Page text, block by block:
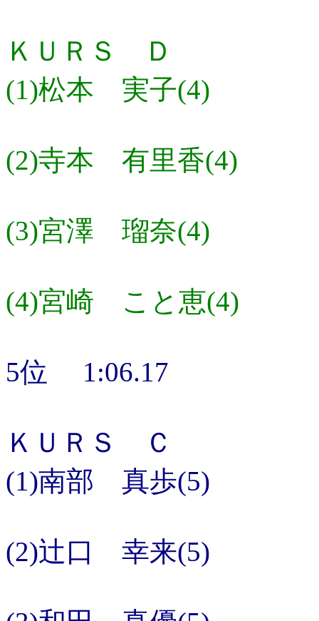
ＫＵＲＳ Ｄ
(1)松本 実子(4)
(2)寺本 有里香(4)
(3)宮澤 瑠奈(4)
(4)宮崎 こと恵(4)
5位 1:06.17
ＫＵＲＳ Ｃ
(1)南部 真歩(5)
(2)辻口 幸来(5)